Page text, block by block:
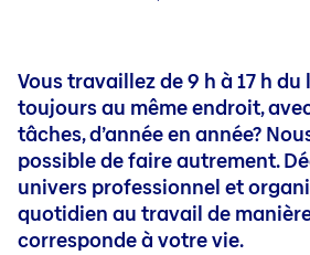
Vous travaillez de 9 h à 17 h
toujours au même endroit,
tâches, d’année en année?
possible de faire autrement.
univers professionnel et
quotidien au travail de manière
corresponde à votre vie.